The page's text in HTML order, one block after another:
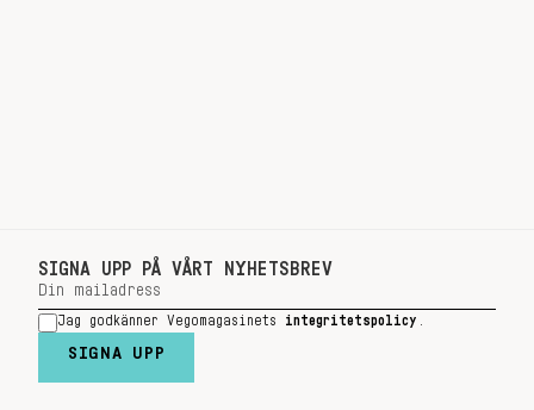
SIGNA UPP PÅ VÅRT NYHETSBREV
Jag godkänner Vegomagasinets integritetspolicy
SIGNA UPP